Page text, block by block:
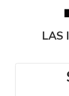
LAS